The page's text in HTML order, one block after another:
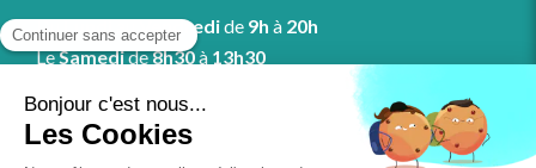
DuLundiauVendredide 9h à 20h
LeSamedide8h30à 13h30
Prendre rendez-vous en ligne